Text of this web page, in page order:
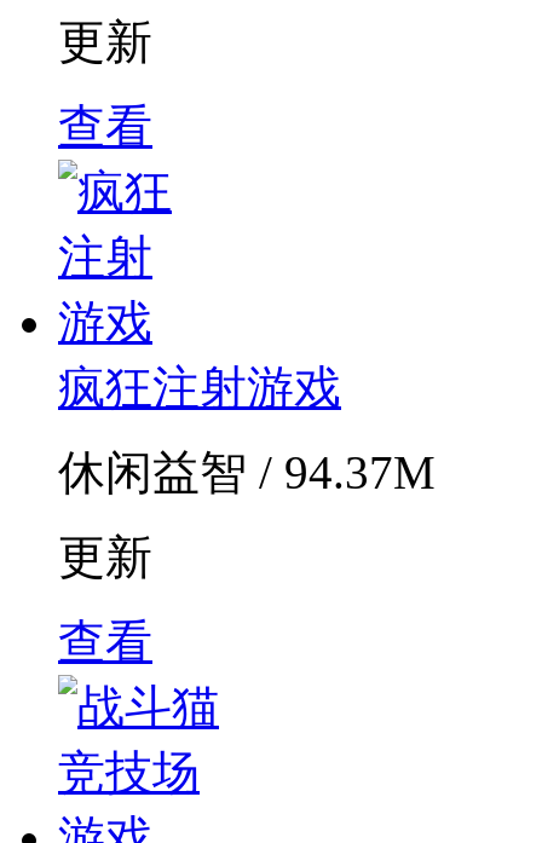
更新
查看
疯狂注射游戏
休闲益智 / 94.37M
更新
查看